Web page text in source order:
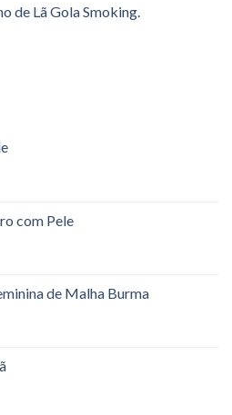
through
de Lã Gola Smoking.
com Pele
de Malha Burma